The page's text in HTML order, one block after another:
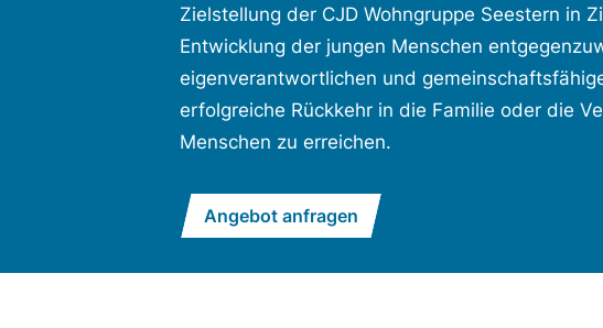
Zielstellung der CJD Wohngruppe Seestern in
Entwicklung der jungen Menschen
eigenverantwortlichen und
erfolgreiche Rückkehr in die Familie oder die
Menschen zu erreichen.
Angebot anfragen